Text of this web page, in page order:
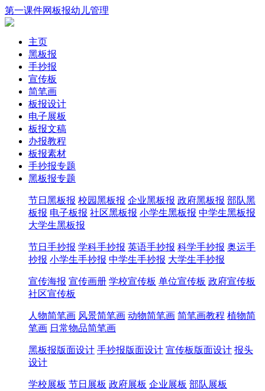
第一课件网板报幼儿管理
主页
黑板报
手抄报
宣传板
简笔画
板报设计
电子展板
板报文稿
办报教程
板报素材
手抄报专题
黑板报专题
节日黑板报 校园黑板报 企业黑板报 政府黑板报 部队黑
板报 电子板报 社区黑板报 小学生黑板报 中学生黑板报
大学生黑板报
节日手抄报 学科手抄报 英语手抄报 科学手抄报 奥运手
抄报 小学生手抄报 中学生手抄报 大学生手抄报
宣传海报 宣传画册 学校宣传板 单位宣传板 政府宣传板
社区宣传板
人物简笔画 风景简笔画 动物简笔画 简笔画教程 植物简
笔画 日常物品简笔画
黑板报版面设计 手抄报版面设计 宣传板版面设计 报头
设计
学校展板 节日展板 政府展板 企业展板 部队展板